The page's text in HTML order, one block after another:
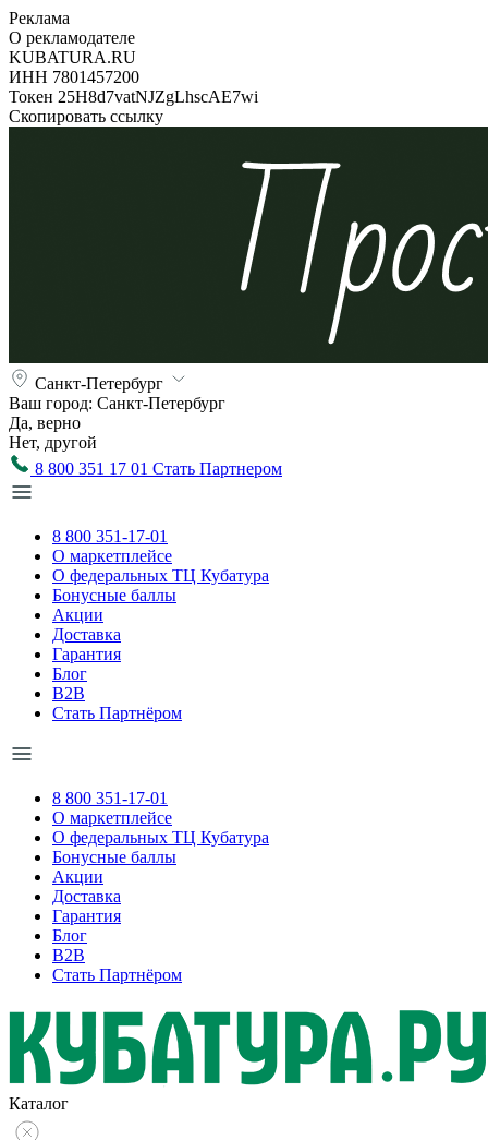
Реклама
О рекламодателе
KUBATURA.RU
ИНН 7801457200
Токен 25H8d7vatNJZgLhscAE7wi
Скопировать ссылку
Санкт-Петербург
Ваш город: Санкт-Петербург
Да, верно
Нет, другой
8 800 351 17 01 Стать Партнером
8 800 351-17-01
О маркетплейсе
О федеральных ТЦ Кубатура
Бонусные баллы
Акции
Доставка
Гарантия
Блог
B2B
Стать Партнёром
8 800 351-17-01
О маркетплейсе
О федеральных ТЦ Кубатура
Бонусные баллы
Акции
Доставка
Гарантия
Блог
B2B
Стать Партнёром
Каталог